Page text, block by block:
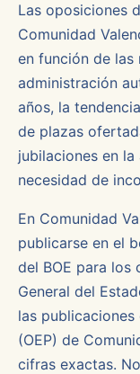
Las oposiciones
Comunidad
en función de las
administración
años, la
de plazas
jubilaciones en
necesidad de
En Comunidad
publicarse en el
del BOE para los
General del
las
(OEP) de
cifras exactas.